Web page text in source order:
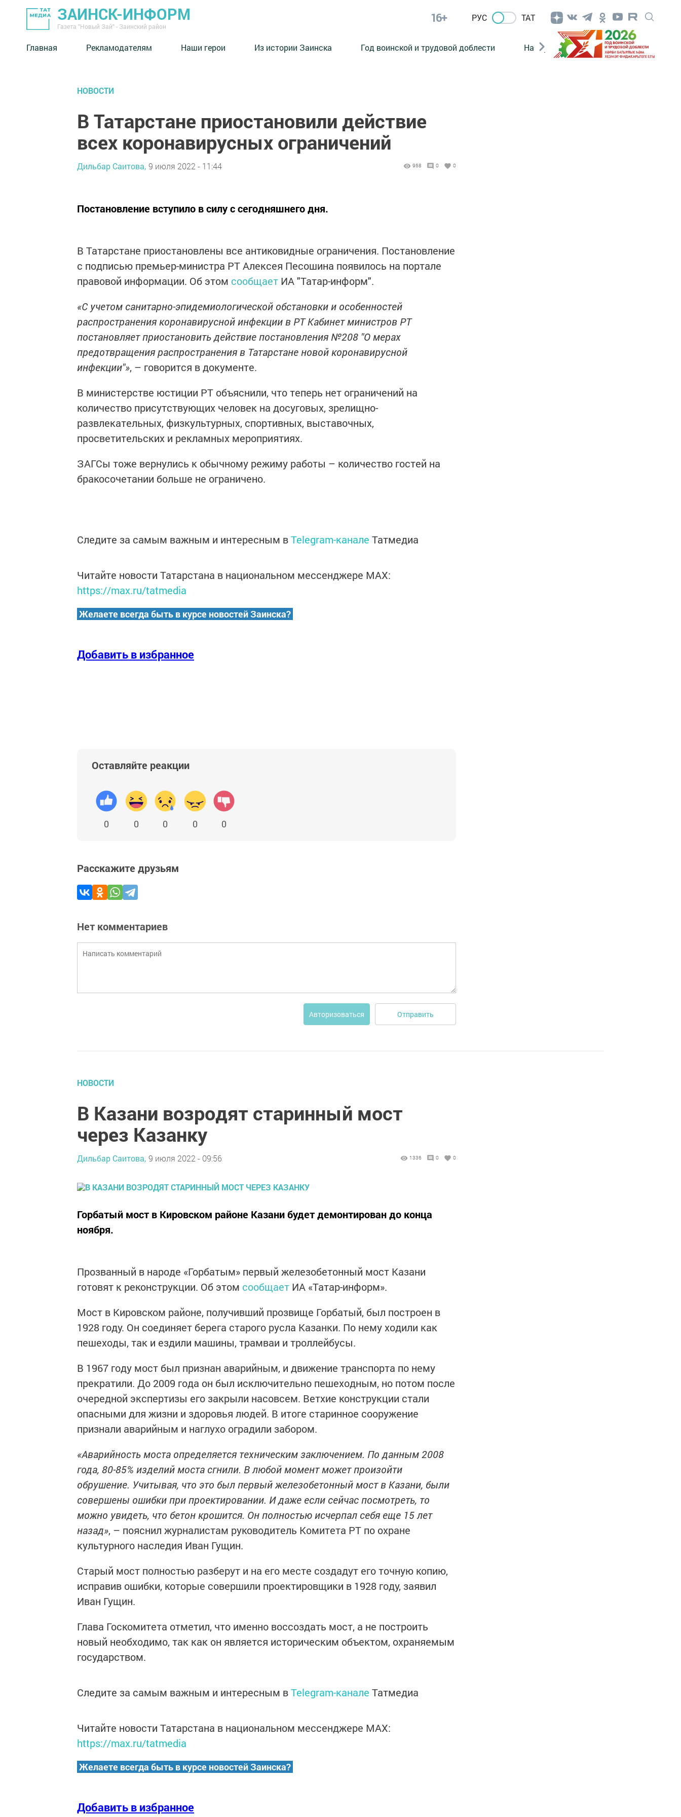
ЗАИНСК-ИНФОРМ
Газета "Новый Зай" - Заинский район
16+ РУС ТАТ
Главная Рекламодателям Наши герои Из истории Заинска Год воинской и трудовой доблести Нацпроекты Поколение будущего
НОВОСТИ
В Татарстане приостановили действие
всех коронавирусных ограничений
Дильбар Саитова, 9 июля 2022 - 11:44 968 0 0
Постановление вступило в силу с сегодняшнего дня.
В Татарстане приостановлены все антиковидные ограничения. Постановление
с подписью премьер-министра РТ Алексея Песошина появилось на портале
правовой информации. Об этом сообщает ИА "Татар-информ".
«С учетом санитарно-эпидемиологической обстановки и особенностей
распространения коронавирусной инфекции в РТ Кабинет министров РТ
постановляет приостановить действие постановления №208 "О мерах
предотвращения распространения в Татарстане новой коронавирусной
инфекции"», – говорится в документе.
В министерстве юстиции РТ объяснили, что теперь нет ограничений на
количество присутствующих человек на досуговых, зрелищно-
развлекательных, физкультурных, спортивных, выставочных,
просветительских и рекламных мероприятиях.
ЗАГСы тоже вернулись к обычному режиму работы – количество гостей на
бракосочетании больше не ограничено.
Следите за самым важным и интересным вTelegram-канале Татмедиа
Читайте новости Татарстана в национальном мессенджере MАХ:
https://max.ru/tatmedia
Желаете всегда быть в курсе новостей Заинска?
Добавить в избранное
Оставляйте реакции
0 0 0 0 0
Расскажите друзьям
Нет комментариев
Авторизоваться Отправить
НОВОСТИ
В Казани возродят старинный мост
через Казанку
Дильбар Саитова, 9 июля 2022 - 09:56 1336 0 0
Горбатый мост в Кировском районе Казани будет демонтирован до конца
ноября.
Прозванный в народе «Горбатым» первый железобетонный мост Казани
готовят к реконструкции. Об этом сообщает ИА «Татар-информ».
Мост в Кировском районе, получивший прозвище Горбатый, был построен в
1928 году. Он соединяет берега старого русла Казанки. По нему ходили как
пешеходы, так и ездили машины, трамваи и троллейбусы.
В 1967 году мост был признан аварийным, и движение транспорта по нему
прекратили. До 2009 года он был исключительно пешеходным, но потом после
очередной экспертизы его закрыли насовсем. Ветхие конструкции стали
опасными для жизни и здоровья людей. В итоге старинное сооружение
признали аварийным и наглухо оградили забором.
«Аварийность моста определяется техническим заключением. По данным 2008
года, 80-85% изделий моста сгнили. В любой момент может произойти
обрушение. Учитывая, что это был первый железобетонный мост в Казани, были
совершены ошибки при проектировании. И даже если сейчас посмотреть, то
можно увидеть, что бетон крошится. Он полностью исчерпал себя еще 15 лет
назад», – пояснил журналистам руководитель Комитета РТ по охране
культурного наследия Иван Гущин.
Старый мост полностью разберут и на его месте создадут его точную копию,
исправив ошибки, которые совершили проектировщики в 1928 году, заявил
Иван Гущин.
Глава Госкомитета отметил, что именно воссоздать мост, а не построить
новый необходимо, так как он является историческим объектом, охраняемым
государством.
Следите за самым важным и интересным вTelegram-канале Татмедиа
Читайте новости Татарстана в национальном мессенджере MАХ:
https://max.ru/tatmedia
Желаете всегда быть в курсе новостей Заинска?
Добавить в избранное